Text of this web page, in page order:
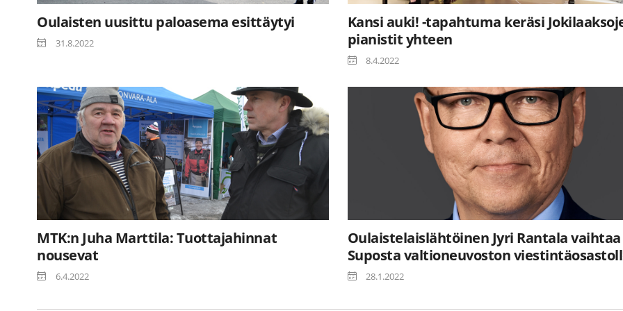
Oulaisten uusittu paloasema esittäytyi
31.8.2022
Kansi auki! -tapahtuma keräsi
pianistit yhteen
8.4.2022
MTK:n Juha Marttila: Tuottajahinnat
nousevat
6.4.2022
Oulaistelaislähtöinen Jyri Rantala vaihtaa
Suposta valtioneuvoston
28.1.2022